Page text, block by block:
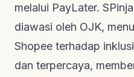
melalui PayLater.
diawasi oleh OJK,
Shopee terhadap
dan terpercaya,